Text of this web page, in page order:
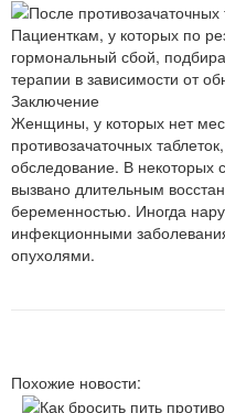
Пациенткам, у которых по
гормональный сбой,
терапии в зависимости от
Заключение
Женщины, у которых нет
противозачаточных
обследование. В некоторых
вызвано длительным
беременностью. Иногда
инфекционными
опухолями.
Похожие новости: